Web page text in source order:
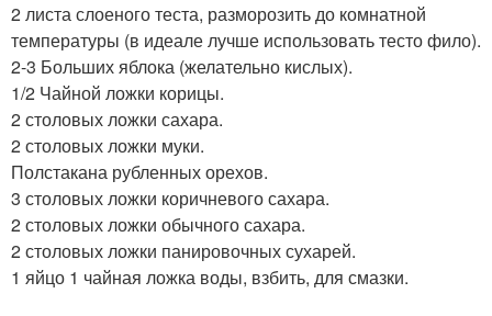
2 листа слоеного теста, разморозить до комнатной
температуры (в идеале лучше использовать тесто фило).
2-3 Больших яблока (желательно кислых).
1/2 Чайной ложки корицы.
2 столовых ложки сахара.
2 столовых ложки муки.
Полстакана рубленных орехов.
3 столовых ложки коричневого сахара.
2 столовых ложки обычного сахара.
2 столовых ложки панировочных сухарей.
1 яйцо 1 чайная ложка воды, взбить, для смазки.